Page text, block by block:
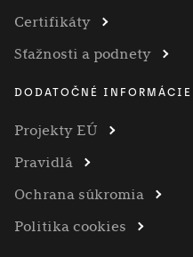
Certifikáty
Sťažnosti a podnety
DODATOČNÉ INFORMÁCIE
Projekty EÚ
Pravidlá
Ochrana súkromia
Politika cookies